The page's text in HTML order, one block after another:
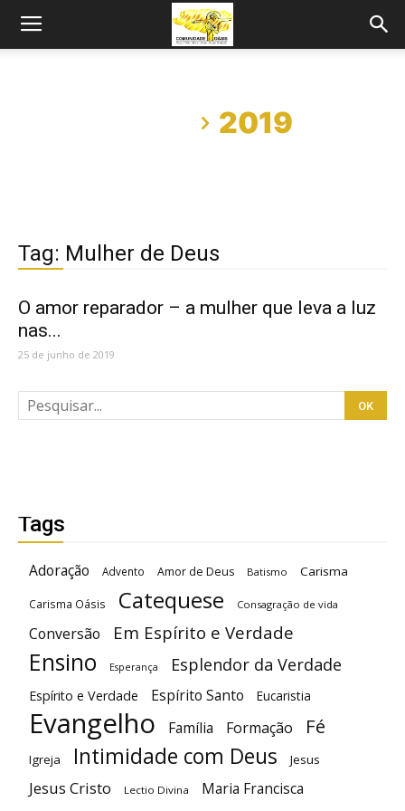
2019
Tag: Mulher de Deus
O amor reparador – a mulher que leva a luz
nas...
25 de junho de 2019
Tags
Adoração Advento Amor de Deus Batismo Carisma
Carisma Oásis Catequese Consagração de vida
Conversão Em Espírito e Verdade
Ensino Esperança Esplendor da Verdade
Espírito e Verdade Espírito Santo Eucaristia
Evangelho Família Formação Fé
Igreja Intimidade com Deus Jesus
Jesus Cristo Lectio Divina Maria Francisca